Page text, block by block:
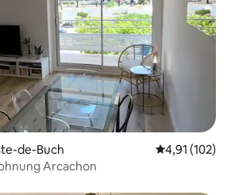
de-Buch
4,91 (102)
Arcachon